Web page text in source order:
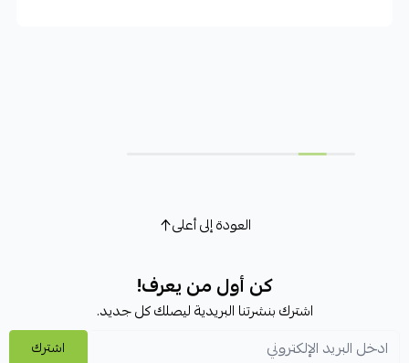
العودة إلى أعلى
كن أول من يعرف!
اشترك بنشرتنا البريدية ليصلك كل جديد.
اشترك